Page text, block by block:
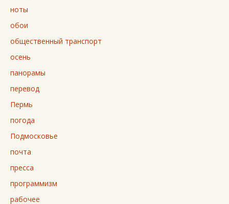
ноты
обои
общественный транспорт
осень
панорамы
перевод
Пермь
погода
Подмосковье
почта
пресса
программизм
рабочее